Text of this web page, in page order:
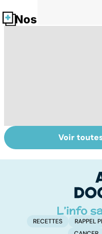
Nos fiches santé
Suicide : prévenir
le passage à
Voir
RECETTES RAPPEL